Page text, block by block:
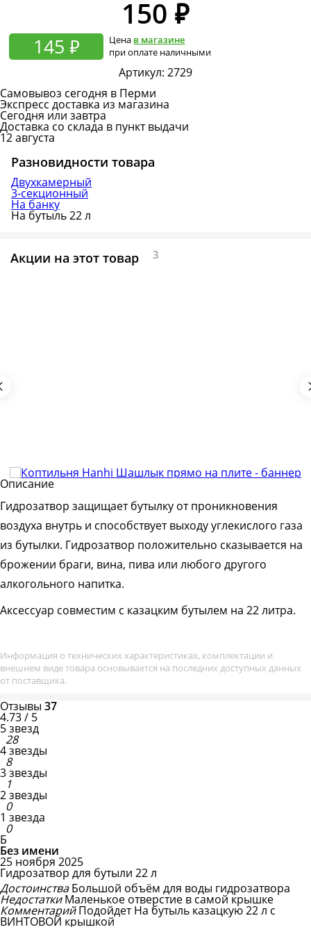
150 ₽
145 ₽ Цена в магазине
при оплате наличными
Артикул: 2729
Самовывоз сегодня в Перми
Экспресс доставка из магазина
Сегодня или завтра
Доставка со склада в пункт выдачи
12 августа
Разновидности товара
Двухкамерный
3-секционный
На банку
На бутыль 22 л
Акции на этот товар 3
Описание
Гидрозатвор защищает бутылку от проникновения
воздуха внутрь и способствует выходу углекислого газа
из бутылки. Гидрозатвор положительно сказывается на
брожении браги, вина, пива или любого другого
алкогольного напитка.
Аксессуар совместим с казацким бутылем на 22 литра.
Информация о технических характеристиках, комплектации и
внешнем виде товара основывается на последних доступных данных
от поставщика.
Отзывы 37
4.73 / 5
5 звезд
28
4 звезды
8
3 звезды
1
2 звезды
0
1 звезда
0
Б
Без имени
25 ноября 2025
Гидрозатвор для бутыли 22 л
ДостоинстваБольшой объём для воды гидрозатвора
НедостаткиМаленькое отверстие в самой крышке
Комментарий ПодойдетНа бутыль казацкую 22 л с
ВИНТОВОЙ крышкой